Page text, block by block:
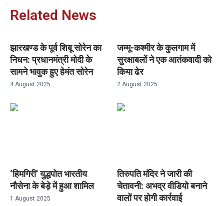
Related News
झारखण्ड के पूर्व शिबू सोरेन का
निधन: प्रधानमंत्री मोदी के
सामने भावुक हुए हेमंत सोरेन
4 August 2025
जम्मू-कश्मीर के कुलगाम में
सुरक्षाबलों ने एक आतंकवादी को
किया ढेर
2 August 2025
‘हिमगिरी’ युद्धपोत भारतीय
नौसेना के बेड़े में हुआ शामिल
1 August 2025
तिरुपति मंदिर ने जारी की
चेतावनी: अभद्र वीडियो बनाने
वालों पर होगी कार्रवाई